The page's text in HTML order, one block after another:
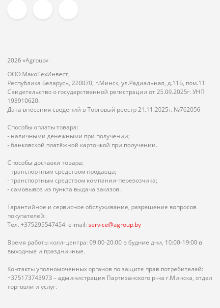
2026 «Agroup»
ООО МакоТехИнвест,
Республика Беларусь, 220070, г.Минск, ул.Радиальная, д.11Б, пом.11
Свидетельство о государственной регистрации от 25.09.2025г. УНП
193910620.
Дата внесения сведений в Торговый реестр 21.11.2025г. №762056
Способы оплаты товара:
- наличными денежными при получении;
- банковской платёжной карточкой при получении.
Способы доставки товара:
- транспортным средством продавца;
- транспортным средством компании-перевозчика;
- самовывоз из пункта выдача заказов.
Гарантийное и сервисное обслуживание, разрешение вопросов
покупателей:
Тел. +375295547454 e-mail: service@agroup.by
Время работы колл-центра: 09:00-20:00 в будние дни, 10:00-19:00 в
выходные и праздничные.
Контакты уполномоченных органов по защите прав потребителей:
+375173743973 – администрация Партизанского р-на г.Минска, отдел
торговли и услуг.